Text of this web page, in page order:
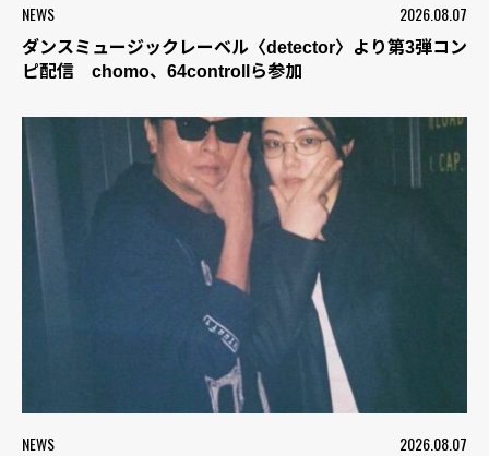
NEWS 2026.08.07
ダンスミュージックレーベル〈detector〉より第3弾コン
ピ配信 chomo、64controllら参加
NEWS 2026.08.07